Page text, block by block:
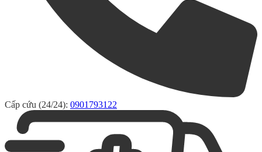
Cấp cứu (24/24): 0901793122